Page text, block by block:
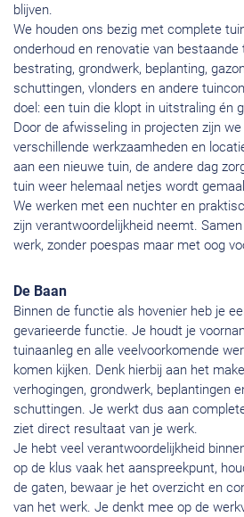
blijven.
We houden ons bezig met complete
onderhoud en renovatie van bestaande
bestrating, grondwerk, beplanting,
schuttingen, vlonders en andere
doel: een tuin die klopt in uitstraling én
Door de afwisseling in projecten zijn
verschillende werkzaamheden en
aan een nieuwe tuin, de andere dag
tuin weer helemaal netjes wordt
We werken met een nuchter en
zijn verantwoordelijkheid neemt.
werk, zonder poespas maar met oog
De Baan
Binnen de functie als hovenier heb je
gevarieerde functie. Je houdt je
tuinaanleg en alle veelvoorkomende
komen kijken. Denk hierbij aan het
verhogingen, grondwerk, beplantingen
schuttingen. Je werkt dus aan
ziet direct resultaat van je werk.
Je hebt veel verantwoordelijkheid
op de klus vaak het aanspreekpunt,
de gaten, bewaar je het overzicht en
van het werk. Je denkt mee op de